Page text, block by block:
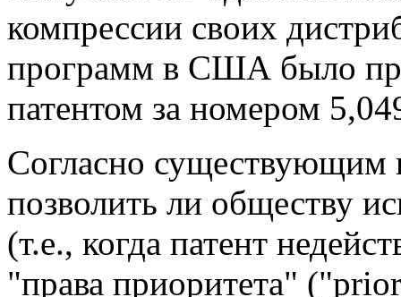
компрессии своих
программ в США было
патентом за номером
Согласно
позволить ли обществу
(т.е., когда патент
"права приоритета"